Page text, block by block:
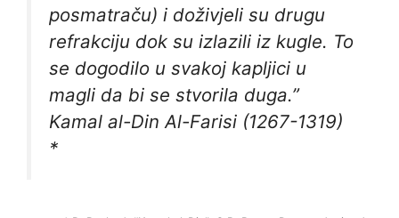
posmatraču) i doživjeli su drugu
refrakciju dok su izlazili iz kugle. To
se dogodilo u svakoj kapljici u
magli da bi se stvorila duga.”
Kamal al-Din Al-Farisi (1267-1319)
*